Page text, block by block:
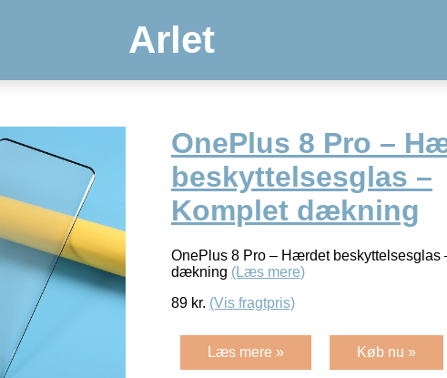
Arlet
OnePlus 8 Pro –
beskyttelsesglas –
Komplet dækning
OnePlus 8 Pro – Hærdet beskyttelsesglas
dækning (Læs mere)
89 kr. (Vis fragtpris)
Læs mere » Køb nu »